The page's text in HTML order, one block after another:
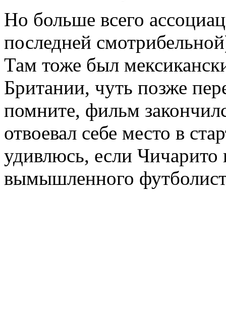
Но больше всего
последней
Там тоже был
Британии, чуть позже
помните, фильм
отвоевал себе место в
удивлюсь, если Чичарито
вымышленного